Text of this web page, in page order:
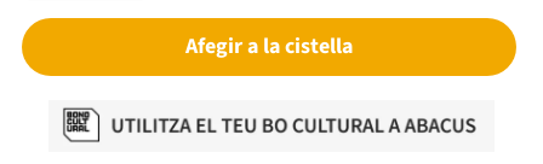
Afegir a la cistella